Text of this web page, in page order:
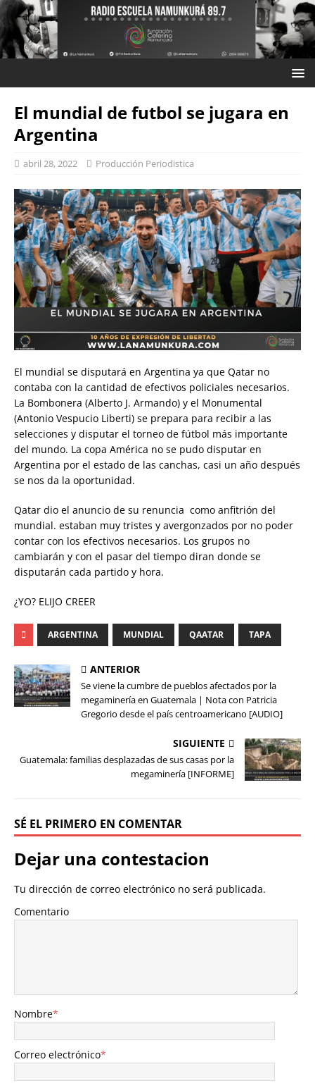
El mundial de futbol se jugara en
Argentina
abril 28, 2022 Producción Periodistica
El mundial se disputará en Argentina ya que Qatar no
contaba con la cantidad de efectivos policiales necesarios.
La Bombonera (Alberto J. Armando) y el Monumental
(Antonio Vespucio Liberti) se prepara para recibir a las
selecciones y disputar el torneo de fútbol más importante
del mundo. La copa América no se pudo disputar en
Argentina por el estado de las canchas, casi un año después
se nos da la oportunidad.
Qatar dio el anuncio de su renuncia como anfitrión del
mundial. estaban muy tristes y avergonzados por no poder
contar con los efectivos necesarios. Los grupos no
cambiarán y con el pasar del tiempo diran donde se
disputarán cada partido y hora.
¿YO? ELIJO CREER
ARGENTINA MUNDIAL QAATAR TAPA
ANTERIOR
Se viene la cumbre de pueblos afectados por la
megaminería en Guatemala | Nota con Patricia
Gregorio desde el país centroamericano [AUDIO]
SIGUIENTE
Guatemala: familias desplazadas de sus casas por la
megaminería [INFORME]
SÉ EL PRIMERO EN COMENTAR
Dejar una contestacion
Tu dirección de correo electrónico no será publicada.
Comentario
Nombre*
Correo electrónico*